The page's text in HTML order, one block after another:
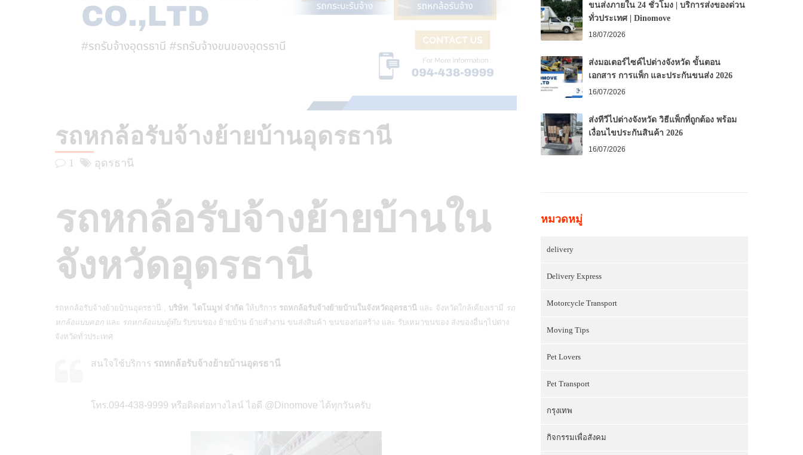
รถหกล้อรับจ้างย้ายบ้านอุดรธานี
1 อุดรธานี
รถหกล้อรับจ้างย้ายบ้านใน
จังหวัดอุดรธานี
รถหกล้อรับจ้างย้ายบ้านอุดรธานี , บริษัท ไดโนมูฟ จำกัด ให้บริการ รถหกล้อรับจ้างย้ายบ้านในจังหวัดอุดรธานี และ จังหวัดใกล้เคียงเรามี
รถ
หกล้อแบบคอก และ รถหกล้อแบบตู้ทึบรับขนของ ย้ายบ้าน ย้ายสำงาน ขนส่งสินค้า ขนของก่อสร้าง และ รับเหมาขนของ ส่งของอื่นๆไปต่าง
จังหวัดทั่วประเทศ
สนใจใช้บริการ รถหกล้อรับจ้างย้ายบ้านอุดรธานี
โทร.094-438-9999 หรือติดต่อทางไลน์ ไอดี @Dinomove ได้ทุกวันครับ
ขนส่งภายใน 24 ชั่วโมง | บริการส่งของด่วน
ทั่วประเทศ | Dinomove
18/07/2026
ส่งมอเตอร์ไซค์ไปต่างจังหวัด ขั้นตอน
เอกสาร การแพ็ก และประกันขนส่ง 2026
16/07/2026
ส่งทีวีไปต่างจังหวัด วิธีแพ็กที่ถูกต้อง พร้อม
เงื่อนไขประกันสินค้า 2026
16/07/2026
หมวดหมู่
delivery
Delivery Express
Motorcycle Transport
Moving Tips
Pet Lovers
Pet Transport
กรุงเทพ
กิจกรรมเพื่อสังคม